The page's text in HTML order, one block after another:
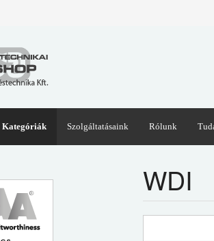
Kategóriák Szolgáltatásaink Rólunk
WDI